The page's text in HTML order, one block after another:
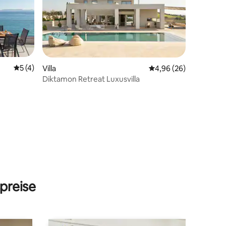
Durchschnittliche Bewertung: 5 von 5, 4 Bewertungen
5 (4) Villa Durchschnittliche
4,96 (26)
Diktamon Retreat Luxusvilla